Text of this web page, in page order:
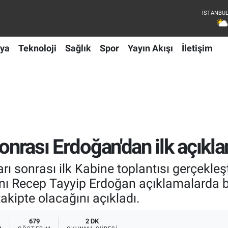
Teknoloji Sağlık Spor Yayın Akışı İletişim
Erdoğan'dan ilk
sonrası ilk Kabine toplantısı
Recep Tayyip Erdoğan açıklamalarda
olacağını açıkladı.
679 2 DK